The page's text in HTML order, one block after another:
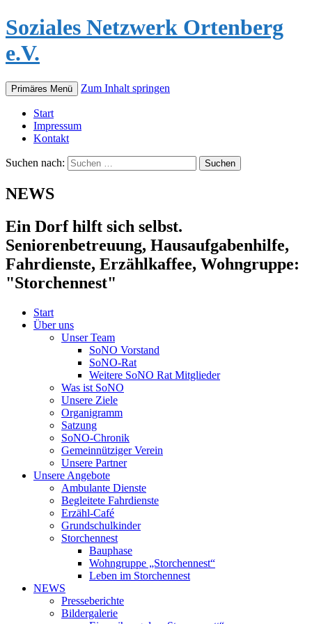
Soziales Netzwerk Ortenberg
e.V.
Primäres Menü Zum Inhalt springen
Start
Impressum
Kontakt
Suchen nach:
NEWS
Ein Dorf hilft sich selbst.
Seniorenbetreuung, Hausaufgabenhilfe,
Fahrdienste, Erzählkaffee, Wohngruppe:
"Storchennest"
Start
Über uns
Unser Team
SoNO Vorstand
SoNO-Rat
Weitere SoNO Rat Mitglieder
Was ist SoNO
Unsere Ziele
Organigramm
Satzung
SoNO-Chronik
Gemeinnütziger Verein
Unsere Partner
Unsere Angebote
Ambulante Dienste
Begleitete Fahrdienste
Erzähl-Café
Grundschulkinder
Storchennest
Bauphase
Wohngruppe „Storchennest“
Leben im Storchennest
NEWS
Presseberichte
Bildergalerie